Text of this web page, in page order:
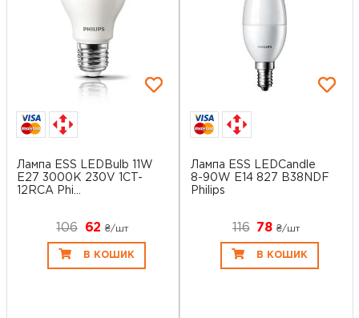
Лампа ESS LEDBulb 11W
E27 3000K 230V 1CT-
12RCA Phi...
106 62₴/шт
В КОШИК
Лампа ESS LEDCandle
8-90W E14 827 B38NDF
Philips
116 78 ₴/шт
В КОШИК